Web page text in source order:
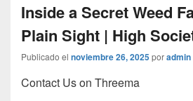
Inside a Secret Weed
Plain Sight | High
Publicado el noviembre 26, 2025poradmin
Contact Us on Threema